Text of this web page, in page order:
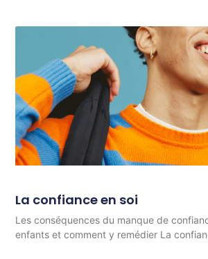
La confiance en soi
Les conséquences du manque de
enfants et comment y remédier La